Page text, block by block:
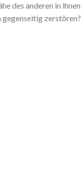
des anderen in ihnen
gegenseitig zerstören?